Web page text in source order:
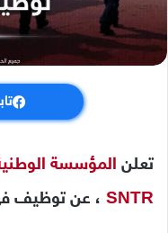
تعلن المؤسسة
SNTR ، عن توظيف